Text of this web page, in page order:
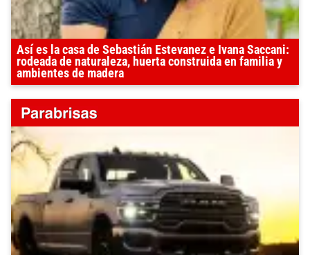
Así es la casa de Sebastián Estevanez e Ivana Saccani:
rodeada de naturaleza, huerta construida en familia y
ambientes de madera